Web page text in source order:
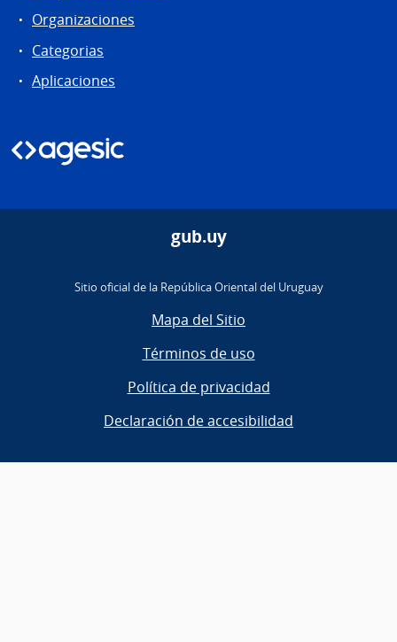
Organizaciones
Categorias
Aplicaciones
gub.uy
Sitio oficial de la República Oriental del Uruguay
Mapa del Sitio
Términos de uso
Política de privacidad
Declaración de accesibilidad